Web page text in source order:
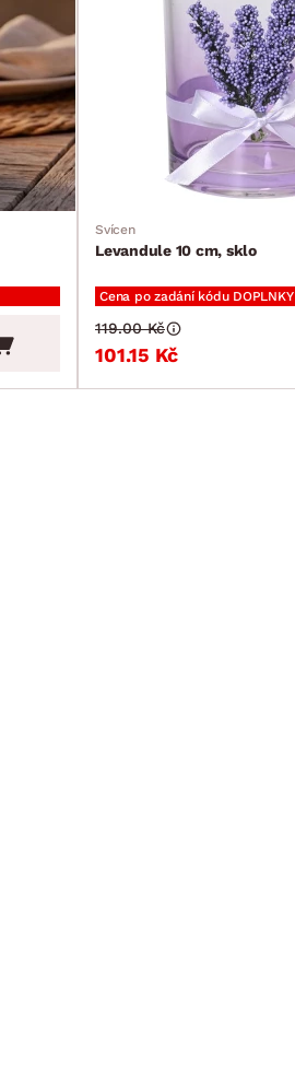
Svícen
Levandule 10 cm, sklo
Cena po zadání kódu DOPLNKY
101.15 Kč
119.00 Kč